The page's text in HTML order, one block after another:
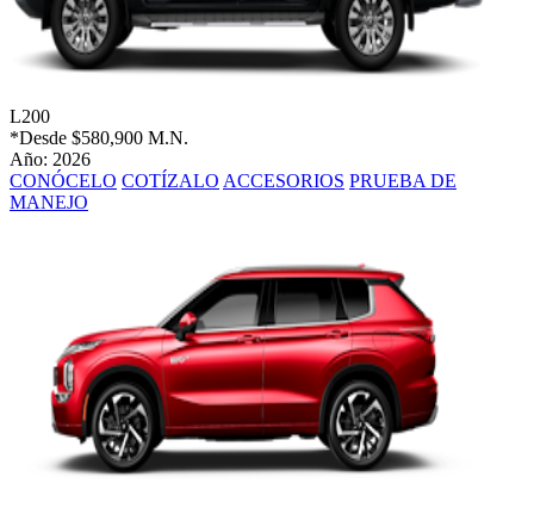
L200
*Desde $580,900 M.N.
Año: 2026
CONÓCELO COTÍZALO ACCESORIOS PRUEBA DE
MANEJO